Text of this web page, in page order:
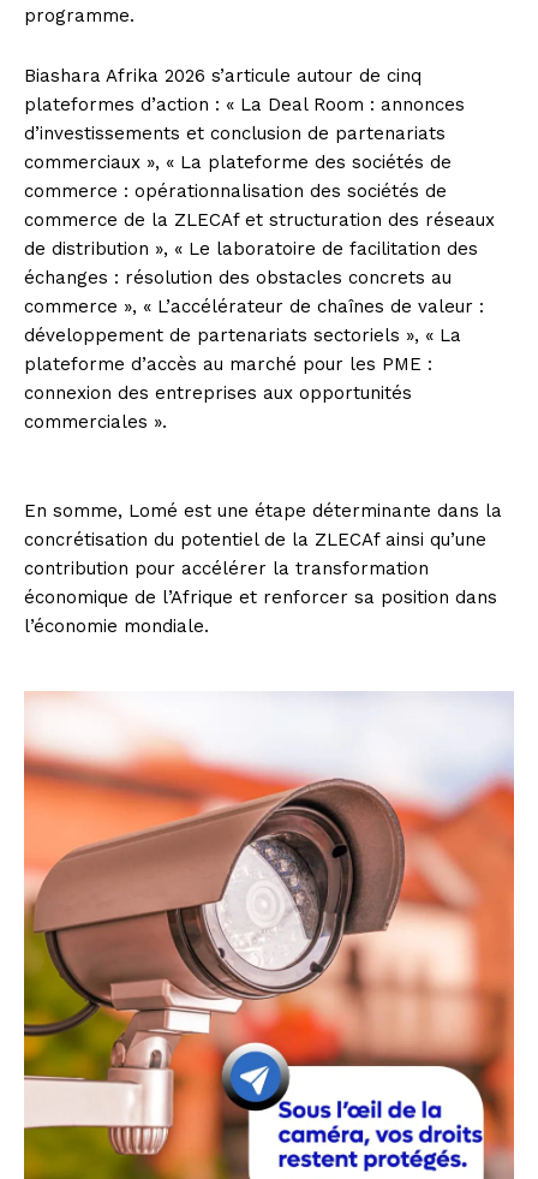
programme.
Biashara Afrika 2026 s’articule autour de cinq
plateformes d’action : « La Deal Room : annonces
d’investissements et conclusion de partenariats
commerciaux », « La plateforme des sociétés de
commerce : opérationnalisation des sociétés de
commerce de la ZLECAf et structuration des réseaux
de distribution », « Le laboratoire de facilitation des
échanges : résolution des obstacles concrets au
commerce », « L’accélérateur de chaînes de valeur :
développement de partenariats sectoriels », « La
plateforme d’accès au marché pour les PME :
connexion des entreprises aux opportunités
commerciales ».
En somme, Lomé est une étape déterminante dans la
concrétisation du potentiel de la ZLECAf ainsi qu’une
contribution pour accélérer la transformation
économique de l’Afrique et renforcer sa position dans
l’économie mondiale.